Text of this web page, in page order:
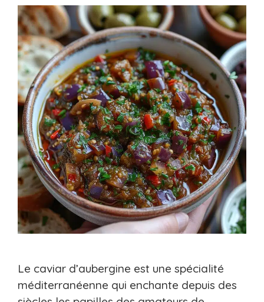
Le caviar d’aubergine est une spécialité
méditerranéenne qui enchante depuis des